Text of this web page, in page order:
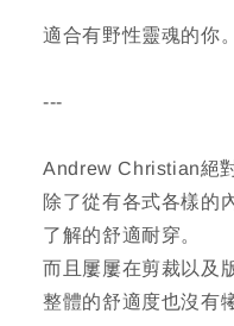
適合有野性靈魂的你。
---
Andrew Christian絕
除了從有各式各樣的
了解的舒適耐穿。
而且屢屢在剪裁以及
整體的舒適度也沒有